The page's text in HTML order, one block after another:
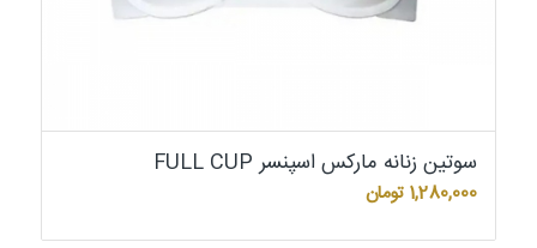
سوتین زنانه مارکس اسپنسر FULL CUP
1,280,000 تومان